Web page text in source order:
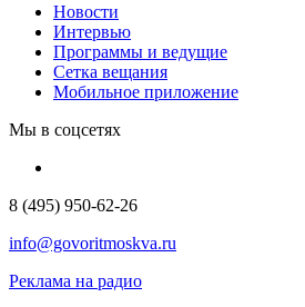
Новости
Интервью
Программы и ведущие
Сетка вещания
Мобильное приложение
Мы в соцсетях
8 (495) 950-62-26
info@govoritmoskva.ru
Реклама на радио